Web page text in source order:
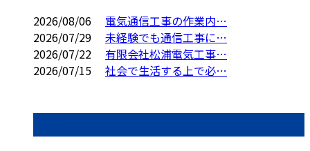
2026/08/06
電気通信工事の作業内…
2026/07/29
未経験でも通信工事に…
2026/07/22
有限会社松浦電気工事…
2026/07/15
社会で生活する上で必…